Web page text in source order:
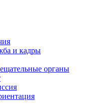
и кадры
органы